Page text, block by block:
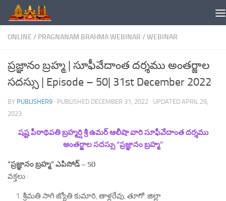
Skip to content
ONLINE / PRAGNANAM BRAHMA WEBINAR /WEBINAR
ప్రజ్ఞానం బ్రహ్మ | సూఫీవేదాంత దర్శము అంతర్జాల
సదస్సు | Episode – 50| 31st December 2022
BY PUBLISHER9 · PUBLISHED DECEMBER 31, 2022 · UPDATED APRIL 29,
2023
షష్ట పీఠాథిపతి బ్రహ్మర్షి శ్రీ ఉమర్ ఆలీషా వారి సూఫీవేదాంత దర్శము
అంతర్జాల సదస్సు “ప్రజ్ఞానం బ్రహ్మ”
“ప్రజ్ఞానం బ్రహ్మ” ఎపిసోడ్ – 50
వక్తలు :
శ్రీమతి సాగి జ్యోతి కుమారి, తాళ్లరేవు, తూగో. జిల్లా